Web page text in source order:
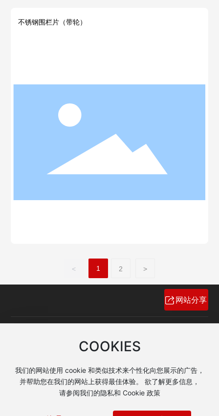
不锈钢围栏片（带轮）
< 1 2 >
网站分享
13871474966
电子邮箱：
jinli@jinlidianqi.com
COOKIES
我们的网站使用 cookie 和类似技术来个性化向您展示的广告，
并帮助您在我们的网站上获得最佳体验。 欲了解更多信息，
请参阅我们的隐私和 Cookie 政策
Copyright © 河北省晋力电气有限公司
SEO